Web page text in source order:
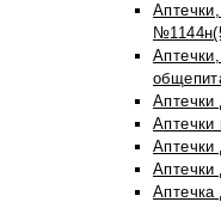
Аптечки
Аптечки
Аптечка